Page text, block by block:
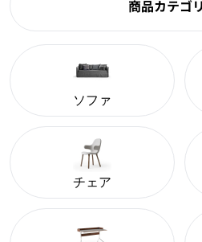
商品カテゴ
ソファ
チェア